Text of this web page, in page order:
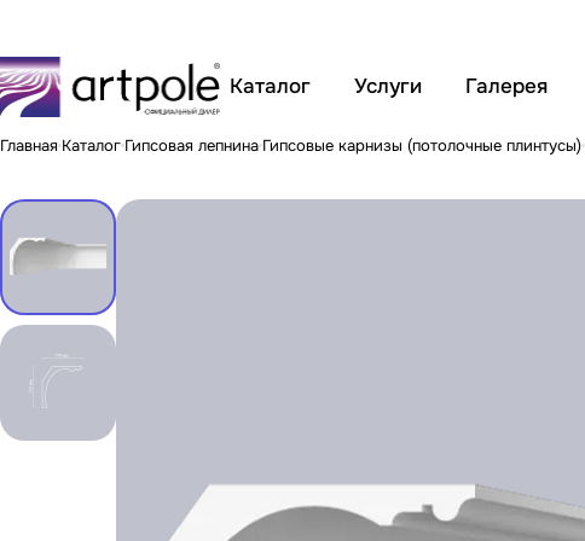
Каталог Услуги Галерея
Главная Каталог Гипсовая лепнина Гипсовые карнизы (потолочные плинтусы)